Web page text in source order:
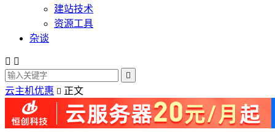
建站技术
资源工具
杂谈
 

云主机优惠  正文